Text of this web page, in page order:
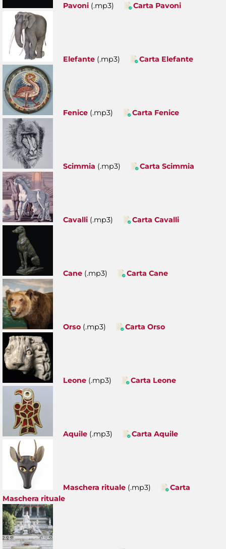
Pavoni (.mp3) Carta Pavoni
Elefante (.mp3) Carta Elefante
Fenice (.mp3) Carta Fenice
Scimmia (.mp3) Carta Scimmia
Cavalli (.mp3) Carta Cavalli
Cane (.mp3) Carta Cane
Orso (.mp3) Carta Orso
Leone (.mp3) Carta Leone
Aquile (.mp3) Carta Aquile
Maschera rituale (.mp3)
Carta
Maschera rituale